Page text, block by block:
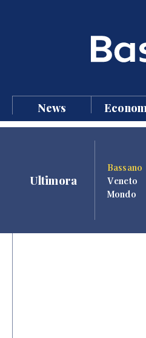
News
Ultimora
Bassano
Veneto
Mondo